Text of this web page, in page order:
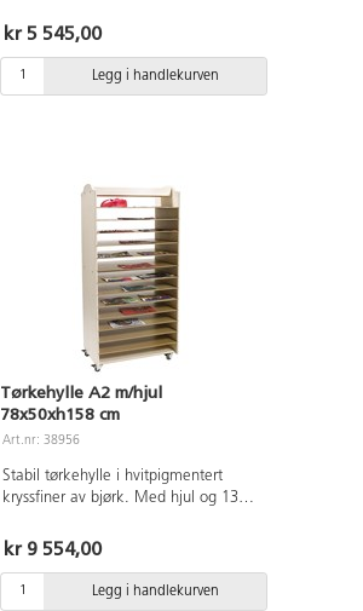
belastning 100 kg. 2 låsbare hjul.
kr 5 545,00
Legg i handlekurven
Tørkehylle A2 m/hjul
78x50xh158 cm
Art.nr: 38956
Stabil tørkehylle i hvitpigmentert
kryssfiner av bjørk. Med hjul og 13
felksibilitet og mulighet til å forandre
rommets møblering. Vær
oppmerksomme på at hyller og
seksjoner på hjul innebærer økt risiko
kr 9 554,00
Legg i handlekurven